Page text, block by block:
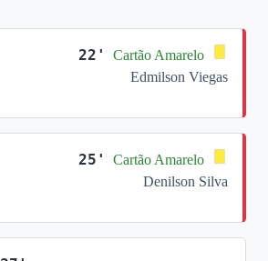
22'
Cartão Amarelo
Edmilson Viegas
25'
Cartão Amarelo
Denilson Silva